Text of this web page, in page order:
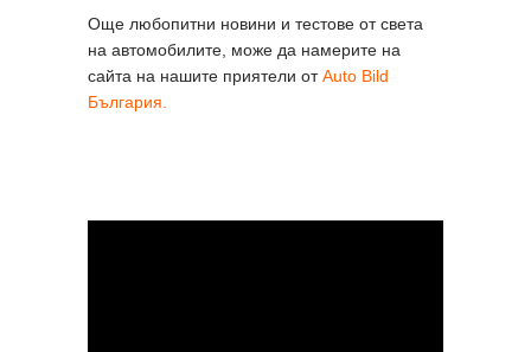
Още любопитни новини и тестове от света
на автомобилите, може да намерите на
сайта на нашите приятели отAuto Bild
България.